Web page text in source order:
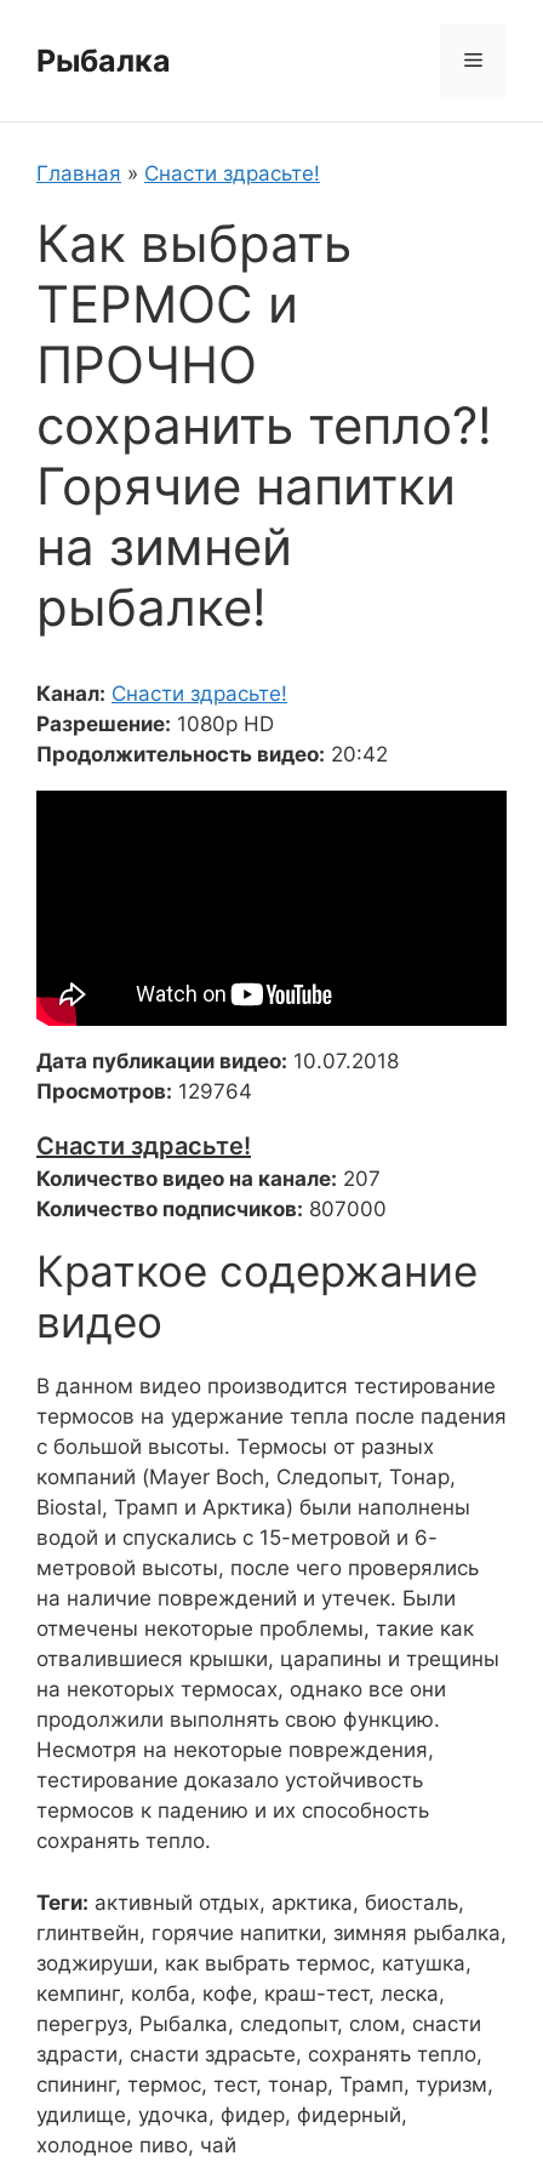
содержимому
Рыбалка Меню
Главная » Снасти здрасьте!
Как выбрать
ТЕРМОС и
ПРОЧНО
сохранить тепло?!
Горячие напитки
на зимней
рыбалке!
Канал: Снасти здрасьте!
Разрешение: 1080p HD
Продолжительность видео: 20:42
Дата публикации видео: 10.07.2018
Просмотров: 129764
Снасти здрасьте!
Количество видео на канале: 207
Количество подписчиков: 807000
Краткое содержание
видео
В данном видео производится тестирование
термосов на удержание тепла после падения
с большой высоты. Термосы от разных
компаний (Mayer Boch, Следопыт, Тонар,
Biostal, Трамп и Арктика) были наполнены
водой и спускались с 15-метровой и 6-
метровой высоты, после чего проверялись
на наличие повреждений и утечек. Были
отмечены некоторые проблемы, такие как
отвалившиеся крышки, царапины и трещины
на некоторых термосах, однако все они
продолжили выполнять свою функцию.
Несмотря на некоторые повреждения,
тестирование доказало устойчивость
термосов к падению и их способность
сохранять тепло.
Теги: активный отдых, арктика, биосталь,
глинтвейн, горячие напитки, зимняя рыбалка,
зоджируши, как выбрать термос, катушка,
кемпинг, колба, кофе, краш-тест, леска,
перегруз, Рыбалка, следопыт, слом, снасти
здрасти, снасти здрасьте, сохранять тепло,
спининг, термос, тест, тонар, Трамп, туризм,
удилище, удочка, фидер, фидерный,
холодное пиво, чай